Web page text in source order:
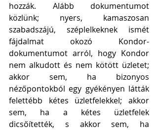
hozzák. Alább dokumentumot
közlünk; nyers, kamaszosan
szabadszájú, széplelkeknek ismét
fájdalmat okozó Kondor-
dokumentumot arról, hogy Kondor
nem alkudott és nem kötött üzletet;
akkor sem, ha bizonyos
nézőpontokból egy gyékényen látták
felettébb kétes üzletfelekkel; akkor
sem, ha a kétes üzletfelek
dicsőítették, s akkor sem, ha